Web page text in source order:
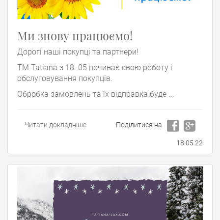
Ми знову працюємо!
Дорогі наші покупці та партнери!
ТМ Tatiana з 18. 05 починає свою роботу і
обслуговування покупців.
Обробка замовлень та їх відправка буде ...
Читати докладніше Поділитися на
18.05.22